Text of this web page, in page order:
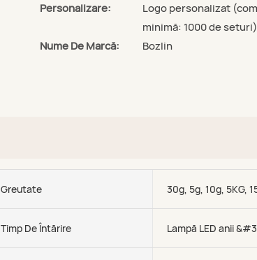
Personalizare:
Logo personalizat
minimă: 1000 de
Nume De Marcă:
Bozlin
Greutate 30g, 5g, 10g, 5KG,
Timp De Întărire Lampă LED anii